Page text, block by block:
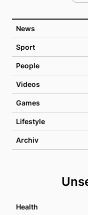
News
Sport
People
Videos
Games
Lifestyle
Archiv
Health